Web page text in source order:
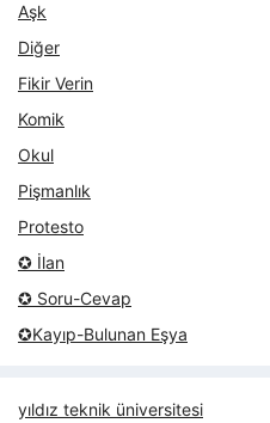
Aşk
Diğer
Fikir Verin
Komik
Okul
Pişmanlık
Protesto
✪ İlan
✪ Soru-Cevap
✪Kayıp-Bulunan Eşya
yıldız teknik üniversitesi